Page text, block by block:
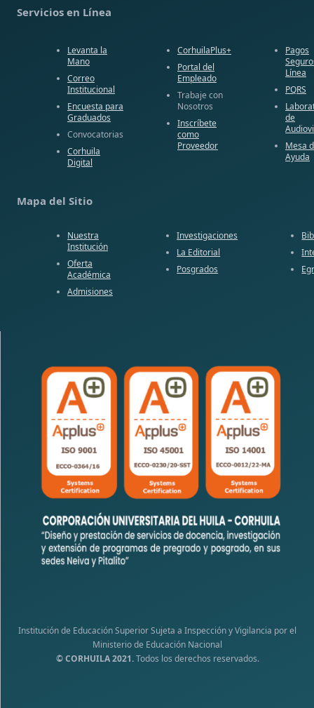
Servicios en Línea
Levanta la
Mano
Correo
Institucional
Encuesta para
Graduados
Convocatorias
Corhuila
Digital
CorhuilaPlus+
Portal del
Empleado
Trabaje con
Nosotros
Inscríbete
como
Proveedor
Pagos
Línea
PQRS
de
Mesa
Ayuda
Mapa del Sitio
Nuestra
Institución
Oferta
Académica
Admisiones
Investigaciones
La Editorial
Posgrados
Institución de Educación Superior Sujeta a Inspección y Vigilancia por el
Ministerio de Educación Nacional
© CORHUILA 2021.Todos los derechos reservados.